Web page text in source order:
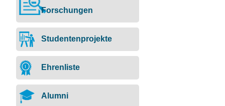
Forschungen
Studentenprojekte
Ehrenliste
Alumni